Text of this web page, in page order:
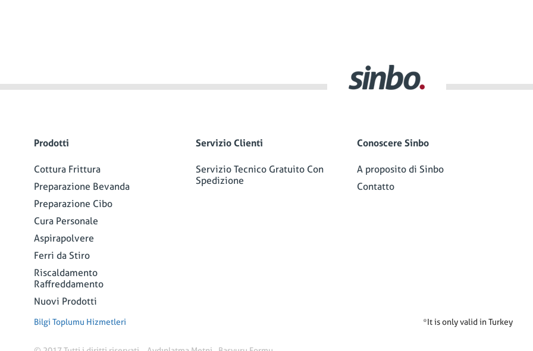
Prodotti
Cottura Frittura
Preparazione Bevanda
Preparazione Cibo
Cura Personale
Aspirapolvere
Ferri da Stiro
Riscaldamento
Raffreddamento
Nuovi Prodotti
Servizio Clienti
Servizio Tecnico Gratuito Con
Spedizione
Conoscere Sinbo
A proposito di Sinbo
Contatto
Bilgi Toplumu Hizmetleri *It is only valid in Turkey